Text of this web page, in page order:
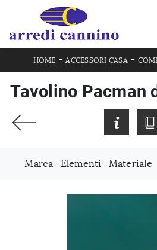
HOME -ACCESSORI CASA-
Tavolino Pacman
Marca Elementi Materiale